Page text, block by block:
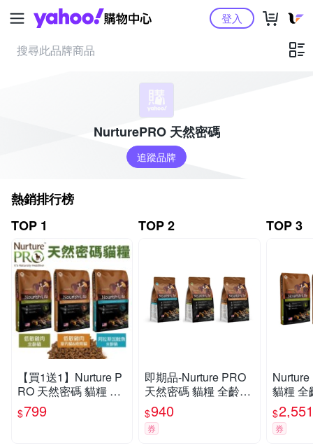
Yahoo購物中心登入
NurturePRO 天然密碼
追蹤品牌
熱銷排行榜
TOP 1
【買1送1】Nurture P
RO 天然密碼 貓糧 1.8
Kg 全齡貓 室內貓 絕
育貓 貓飼料『寵喵樂
$799
TOP 2
即期品-Nurture PRO
天然密碼 貓糧 全齡貓/
室內貓&絕育貓配方 4l
b/1.8kg
$940
券
TOP 3
貓糧 全
絕育
kg
$2,551
券